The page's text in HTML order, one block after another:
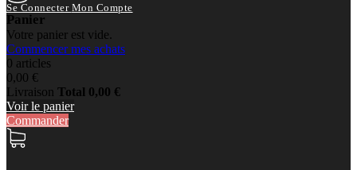
Se Connecter Mon Compte
Panier
Votre panier est vide.
Commencer mes achats
0 articles
0,00 €
Livraison Total 0,00 €
Voir le panier
Commander